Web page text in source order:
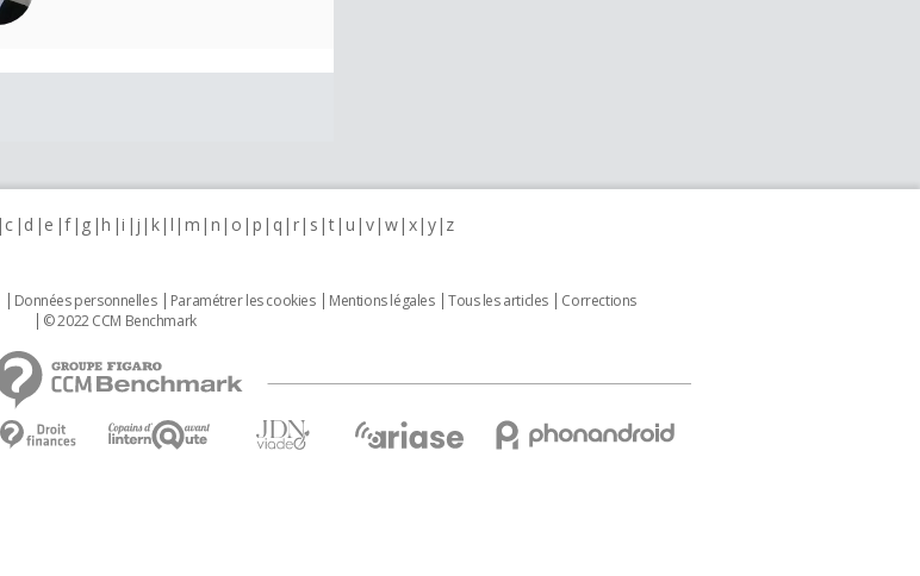
c d e f g h i j k l m n o p q r s t u v w x y z
Données personnelles Paramétrer les cookies Mentions légales Tous les articles
Corrections
© 2022 CCM Benchmark